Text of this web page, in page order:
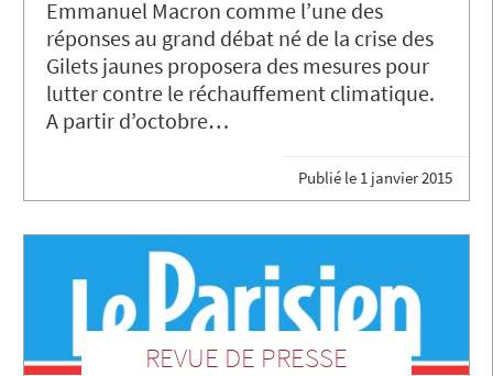
Emmanuel Macron comme l’une des
réponses au grand débat né de la crise des
Gilets jaunes proposera des mesures pour
lutter contre le réchauffement climatique.
A partir d’octobre…
Publié le 1 janvier 2015
REVUE DE PRESSE